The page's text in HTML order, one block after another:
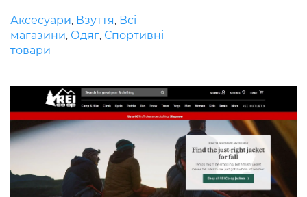
Аксесуари, Взуття, Всі
магазини, Одяг, Спортивні
товари